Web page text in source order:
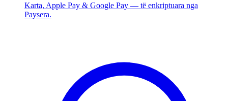
Karta, Apple Pay & Google Pay — të enkriptuara nga
Paysera.